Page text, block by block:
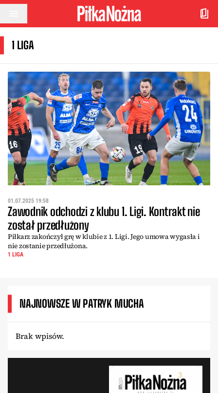
Przejdź do treści
1 LIGA
01.07.2025 19:58
Zawodnik odchodzi z klubu 1. Ligi. Kontrakt nie
został przedłużony
Piłkarz zakończył grę w klubie z 1. Ligi. Jego umowa wygasła i
nie zostanie przedłużona.
1 LIGA
NAJNOWSZE W PATRYK MUCHA
Brak wpisów.